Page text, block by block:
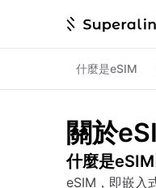
什麼是eSIM
關於
什麼是
eSIM，即嵌入